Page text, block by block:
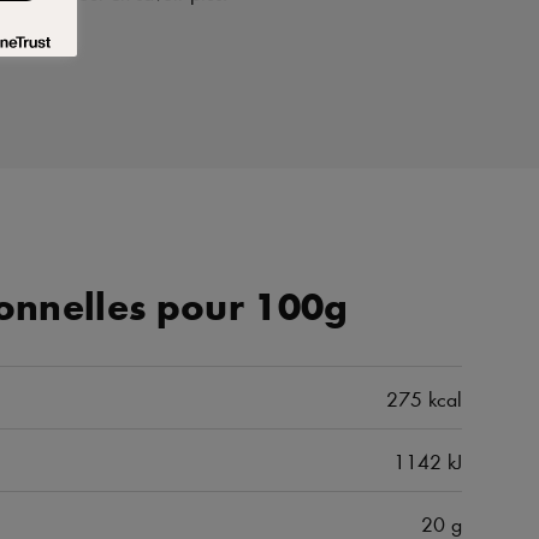
pour 100g
275 kcal
1142 kJ
20 g